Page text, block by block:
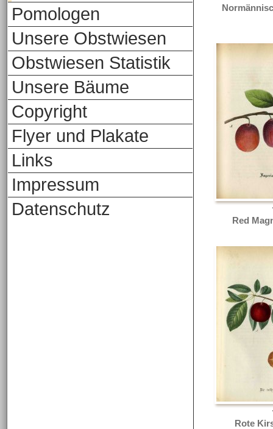
Pomologen
Unsere Obstwiesen
Obstwiesen Statistik
Unsere Bäume
Copyright
Flyer und Plakate
Links
Impressum
Datenschutz
Red
Rote